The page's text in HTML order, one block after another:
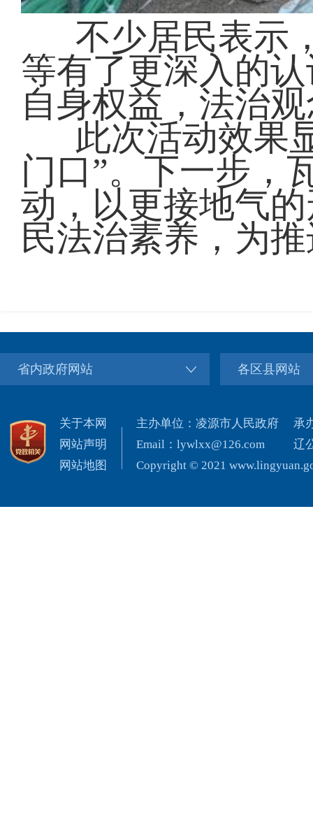
不少居民表示
等有了更深入的
自身权益，法治
此次活动效果
门口”。下一步，
动，以更接地气
民法治素养，为
省内政府网站 各区县网站
关于本网
网站声明
网站地图
主办单位：凌源市人民政府
Email：lywlxx@126.com
Copyright © 2021
承
辽